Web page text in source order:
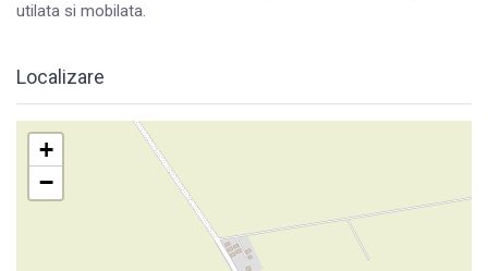
utilata si mobilata.
Localizare
+
−